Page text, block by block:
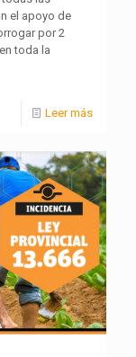
el apoyo de
por 2
toda la
Leer más